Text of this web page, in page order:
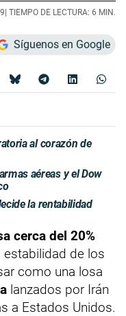
| TIEMPO DE LECTURA: 6 MIN.
Síguenos en Google
al corazón de
aéreas y el Dow
la rentabilidad
cerca del 20%
estabilidad de los
como una losa
lanzados por Irán
a Estados Unidos.